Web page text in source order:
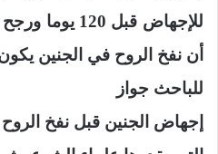
للإجهاض قبل يوما ورجح
أن نفخ الروح في الجنين يكون بعد 120
للباحث جواز
إجهاض الجنين قبل نفخ